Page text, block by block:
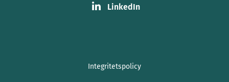
LinkedIn
Integritetspolicy